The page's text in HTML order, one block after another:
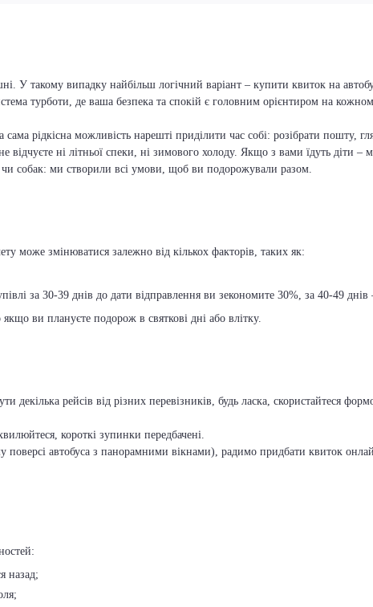
У такому випадку найбільш логічний варіант – купити квиток на
турботи, де ваша безпека та спокій є головним орієнтиром на
рідкісна можливість нарешті приділити час собі: розібрати пошту,
ні літньої спеки, ні зимового холоду. Якщо з вами їдуть діти –
чи собак: ми створили всі умови, щоб ви подорожували разом.
може змінюватися залежно від кількох факторів, таких як:
за 30-39 днів до дати відправлення ви зекономите 30%, за 40-49
ви плануєте подорож в святкові дні або влітку.
рейсів від різних перевізників, будь ласка, скористайтеся
короткі зупинки передбачені.
автобуса з панорамними вікнами), радимо придбати квиток
назад;